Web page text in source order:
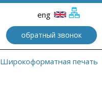
eng
обратный звонок
Широкоформатная печать